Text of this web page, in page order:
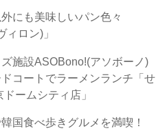
にも美味しいパン色々
ィロン)」
施設ASOBono!(アソボーノ)
コートでラーメンランチ「せ
ームシティ店」
国食べ歩きグルメを満喫！